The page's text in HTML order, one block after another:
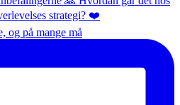
og på mange må